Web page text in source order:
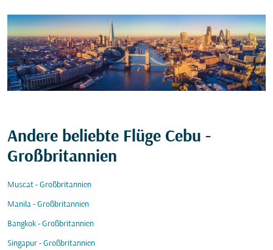
Andere beliebte Flüge Cebu -
Großbritannien
Muscat - Großbritannien
Manila - Großbritannien
Bangkok - Großbritannien
Singapur - Großbritannien